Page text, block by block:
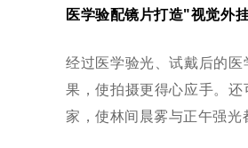
医学验配镜片打造"视觉外
经过医学验光、试戴后的
果，使拍摄更得心应手。
家，使林间晨雾与正午强光